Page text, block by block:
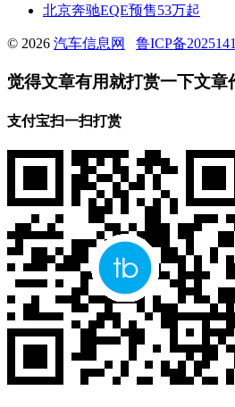
北京奔驰EQE预售53万起
© 2026 汽车信息网 鲁ICP备
觉得文章有用就打赏一下文章
支付宝扫一扫打赏